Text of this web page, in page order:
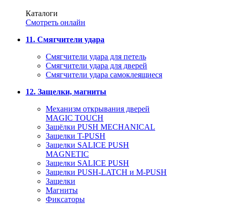
Каталоги
Смотреть онлайн
11. Смягчители удара
Смягчители удара для петель
Смягчители удара для дверей
Cмягчители удара самоклеящиеся
12. Защелки, магниты
Механизм открывания дверей
MAGIC TOUCH
Защёлки PUSH MECHANICAL
Защелки T-PUSH
Защелки SALICE PUSH
MAGNETIC
Защелки SALICE PUSH
Защелки PUSH-LATCH и M-PUSH
Защелки
Магниты
Фиксаторы